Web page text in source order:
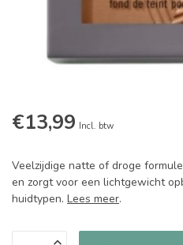
€13,99 Incl. btw
Veelzijdige natte of droge
en zorgt voor een lichtgewicht
huidtypen. Lees meer.